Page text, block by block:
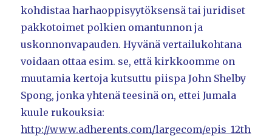
kohdistaa harhaoppisyytöksensä tai juridiset
pakkotoimet polkien omantunnon ja
uskonnonvapauden. Hyvänä vertailukohtana
voidaan ottaa esim. se, että kirkkoomme on
muutamia kertoja kutsuttu piispa John Shelby
Spong, jonka yhtenä teesinä on, ettei Jumala
kuule rukouksia:
http://www.adherents.com/largecom/epis_12th